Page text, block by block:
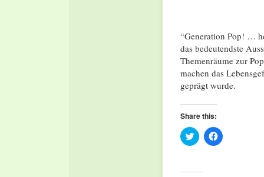
“Generation Pop! …
das bedeutendste
Themenräume zur
machen das
geprägt wurde.
Share this:
Click
to
(Opens
Click
to